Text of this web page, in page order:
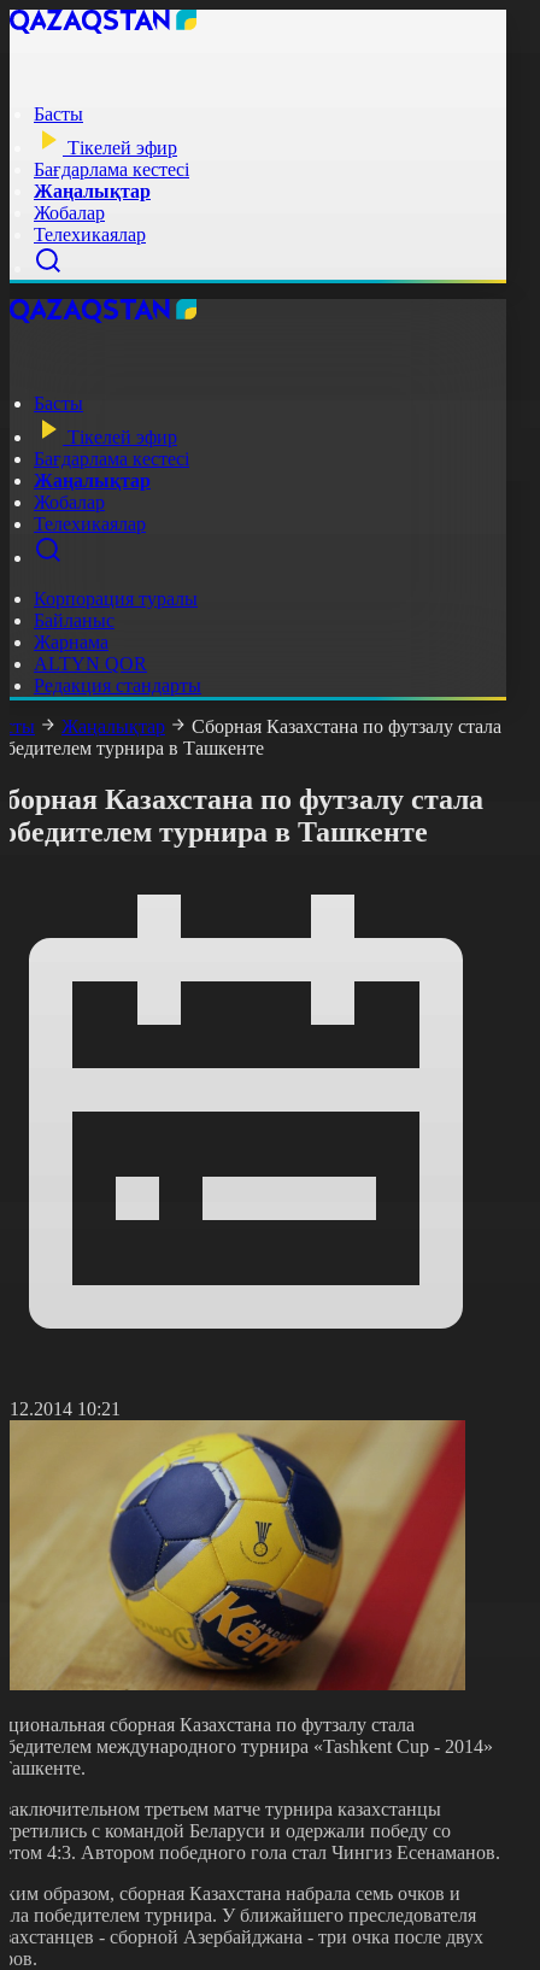
Басты
Тікелей эфир
Бағдарлама кестесі
Жаңалықтар
Жобалар
Телехикаялар
Басты
Тікелей эфир
Бағдарлама кестесі
Жаңалықтар
Жобалар
Телехикаялар
Корпорация туралы
Байланыс
Жарнама
ALTYN QOR
Редакция стандарты
Жаңалықтар
Сборная Казахстана по футзалу стала
турнира в Ташкенте
Казахстана по футзалу стала
турнира в Ташкенте
10:21
сборная Казахстана по футзалу стала
международного турнира «Tashkent Cup - 2014»
третьем матче турнира казахстанцы
с командой Беларуси и одержали победу со
4:3. Автором победного гола стал Чингиз Есенаманов.
образом, сборная Казахстана набрала семь очков и
победителем турнира. У ближайшего преследователя
- сборной Азербайджана - три очка после двух